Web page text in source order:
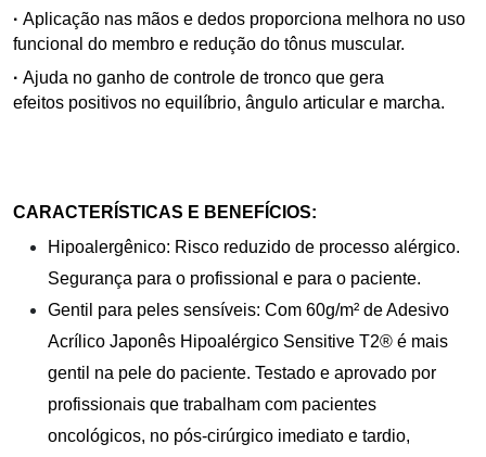
· Aplicação nas mãos e dedos proporciona melhora no uso
funcional do membro e redução do tônus muscular.
· Ajuda no ganho de controle de tronco que gera
efeitos positivos no equilíbrio, ângulo articular e marcha.
CARACTERÍSTICAS E BENEFÍCIOS:
Hipoalergênico: Risco reduzido de processo alérgico.
Segurança para o profissional e para o paciente.
Gentil para peles sensíveis: Com 60g/m² de Adesivo
Acrílico Japonês Hipoalérgico Sensitive T2® é mais
gentil na pele do paciente. Testado e aprovado por
profissionais que trabalham com pacientes
oncológicos, no pós-cirúrgico imediato e tardio,